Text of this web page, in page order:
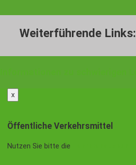
Weiterführende Links:
x
Öffentliche Verkehrsmittel
Nutzen Sie bitte die